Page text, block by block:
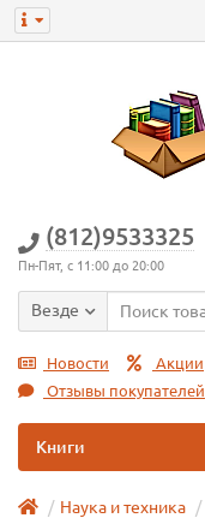
(812)9533325
Пн-Пят, с 11:00 до 20:00
Везде
Новости Акции
Отзывы покупателей
Книги
Наука и техника